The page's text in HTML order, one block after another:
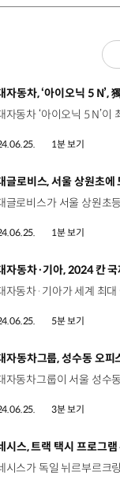
상]
1분 보기
상]
글로비스, 서울 상원초에
1분 보기
상]
5분 보기
상]
3분 보기
상]
시스, 트랙 택시 프로그램